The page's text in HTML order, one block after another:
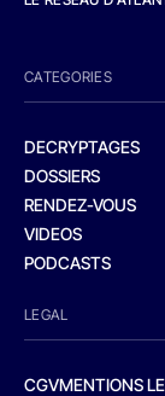
CATEGORIES
DECRYPTAGES
DOSSIERS
RENDEZ-VOUS
VIDEOS
PODCASTS
LEGAL
CGVMENTIONS